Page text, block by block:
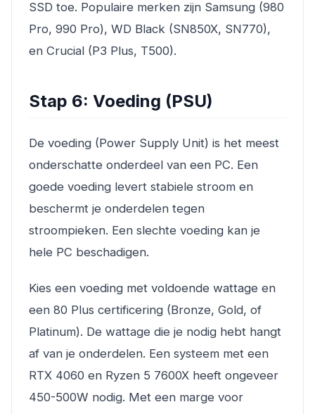
SSD toe. Populaire merken zijn Samsung (980
Pro, 990 Pro), WD Black (SN850X, SN770),
en Crucial (P3 Plus, T500).
Stap 6: Voeding (PSU)
De voeding (Power Supply Unit) is het meest
onderschatte onderdeel van een PC. Een
goede voeding levert stabiele stroom en
beschermt je onderdelen tegen
stroompieken. Een slechte voeding kan je
hele PC beschadigen.
Kies een voeding met voldoende wattage en
een 80 Plus certificering (Bronze, Gold, of
Platinum). De wattage die je nodig hebt hangt
af van je onderdelen. Een systeem met een
RTX 4060 en Ryzen 5 7600X heeft ongeveer
450-500W nodig. Met een marge voor